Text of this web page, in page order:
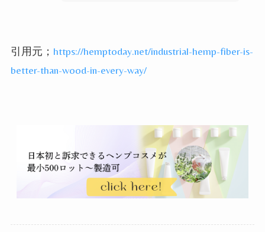
引用元； https://hemptoday.net/industrial-hemp-fiber-is-
better-than-wood-in-every-way/